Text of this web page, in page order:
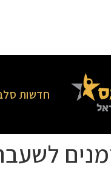
חדשות